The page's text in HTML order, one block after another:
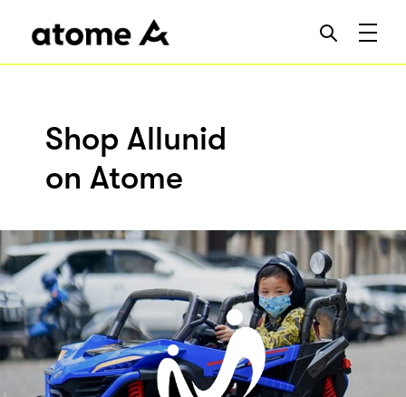
Shop Allunid
on Atome